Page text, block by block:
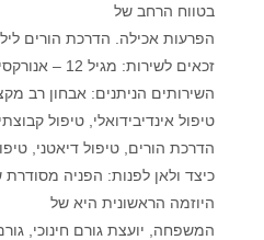
בטווח הרחב של
הפרעות אכילה. הדרכת הורים
זכאים לשירות: מגיל 12 – אנורקסיה ובולימיה.
השירותים הניתנים: אבחון רב
טיפול אינדיבידואלי, טיפול
הדרכת הורים, טיפול דיאטני,
כיצד ולאן לפנות: הפניה
היוזמה הראשונית היא של
המשפחה, יועצת גורם חינוכי,